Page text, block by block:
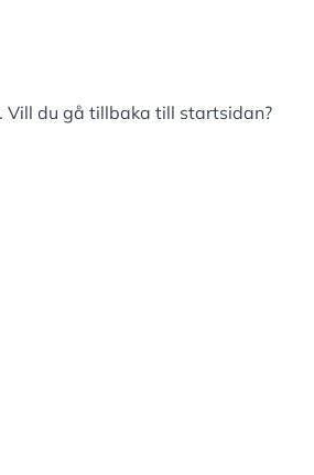
Vill du gå tillbaka till startsidan?